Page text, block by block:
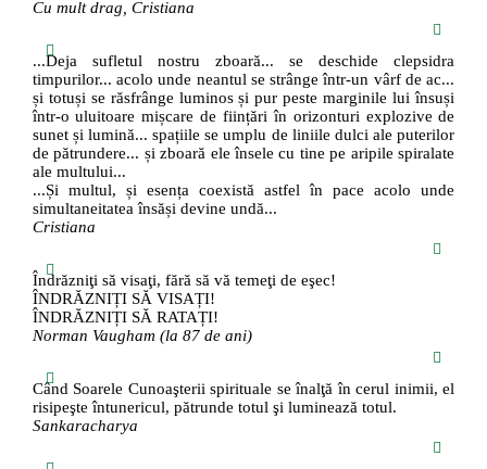
Cu mult drag, Cristiana
...Deja sufletul nostru zboară... se deschide clepsidra
timpurilor... acolo unde neantul se strânge într-un vârf de ac...
și totuși se răsfrânge luminos și pur peste marginile lui însuși
într-o uluitoare mișcare de ființări în orizonturi explozive de
sunet și lumină... spațiile se umplu de liniile dulci ale puterilor
de pătrundere... și zboară ele însele cu tine pe aripile spiralate
ale multului...
...Și multul, și esența coexistă astfel în pace acolo unde
simultaneitatea însăși devine undă...
Cristiana
Îndrăzniţi să visaţi, fără să vă temeţi de eşec!
ÎNDRĂZNIȚI SĂ VISAȚI!
ÎNDRĂZNIȚI SĂ RATAȚI!
Norman Vaugham (la 87 de ani)
Când Soarele Cunoaşterii spirituale se înalţă în cerul inimii, el
risipeşte întunericul, pătrunde totul şi luminează totul.
Sankaracharya